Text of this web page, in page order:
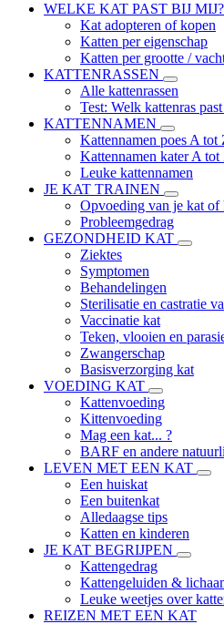
WELKE KAT PAST BIJ MIJ?
Kat adopteren of kopen
Katten per eigenschap
Katten per grootte /
KATTENRASSEN
Alle kattenrassen
Test: Welk kattenras
KATTENNAMEN
Kattennamen poes A tot
Kattennamen kater A tot
Leuke kattennamen
JE KAT TRAINEN
Opvoeding van je kat of
Probleemgedrag
GEZONDHEID KAT
Ziektes
Symptomen
Behandelingen
Sterilisatie en castratie
Vaccinatie kat
Teken, vlooien en
Zwangerschap
Basisverzorging kat
VOEDING KAT
Kattenvoeding
Kittenvoeding
Mag een kat... ?
BARF en andere
LEVEN MET EEN KAT
Een huiskat
Een buitenkat
Alledaagse tips
Katten en kinderen
JE KAT BEGRIJPEN
Kattengedrag
Kattengeluiden &
Leuke weetjes over
REIZEN MET EEN KAT